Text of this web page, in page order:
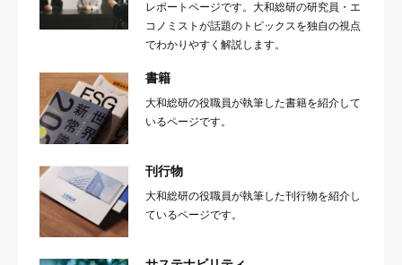
レポートページです。大和総研の研究員・エ
コノミストが話題のトピックスを独自の視点
でわかりやすく解説します。
書籍
大和総研の役職員が執筆した書籍を紹介して
いるページです。
刊行物
大和総研の役職員が執筆した刊行物を紹介し
ているページです。